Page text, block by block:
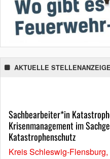
AKTUELLE
Sachbearbeiter*in
Krisenmanagement im
Katastrophenschutz
Kreis Schleswig-